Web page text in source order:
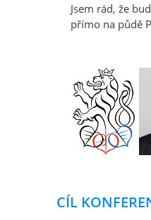
Jsem rád, že
přímo na půdě
CÍL